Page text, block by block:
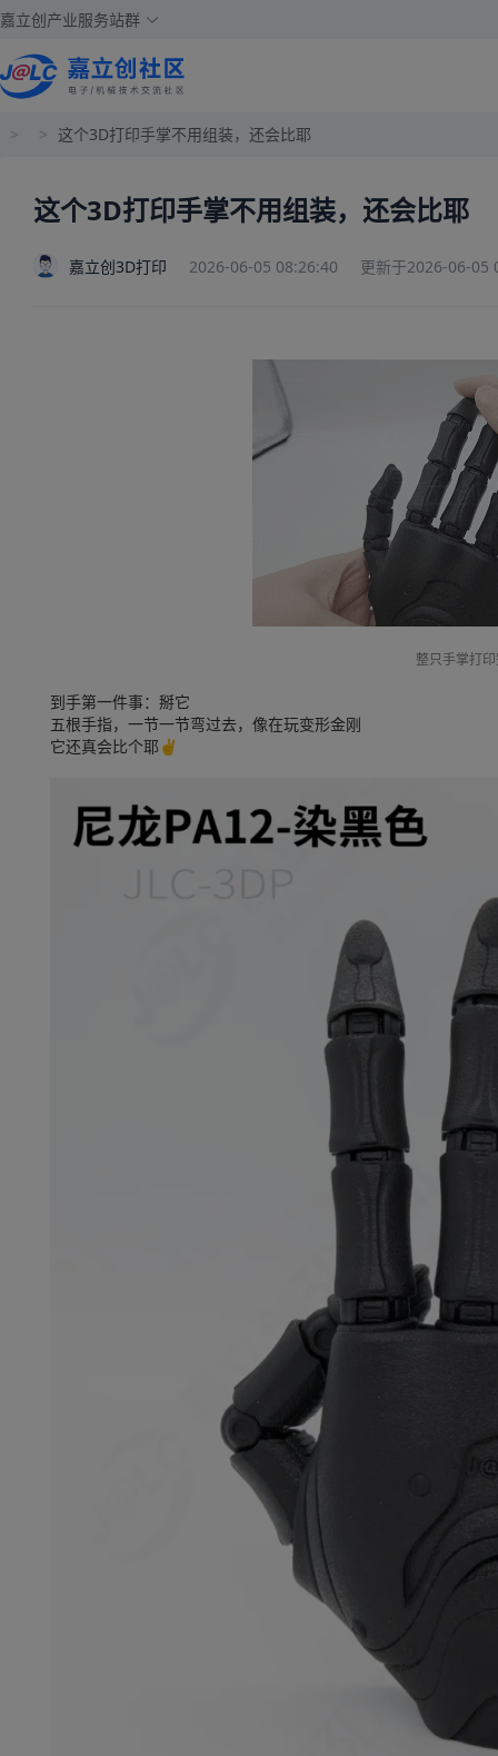
嘉立创产业服务站群
> > 这个3D打印手掌不用组装，还会比耶
这个3D打印手掌不用组装，还会比耶
嘉立创3D打印 2026-06-05 08:26:40 更新于2026-06-05
整只手掌打
到手第一件事：掰它
五根手指，一节一节弯过去，像在玩变形金刚
它还真会比个耶✌️